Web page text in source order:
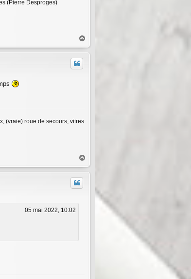
(Pierre Desproges)
a
u
(vraie) roue de secours, vitres
a
u
05 mai 2022, 10:02